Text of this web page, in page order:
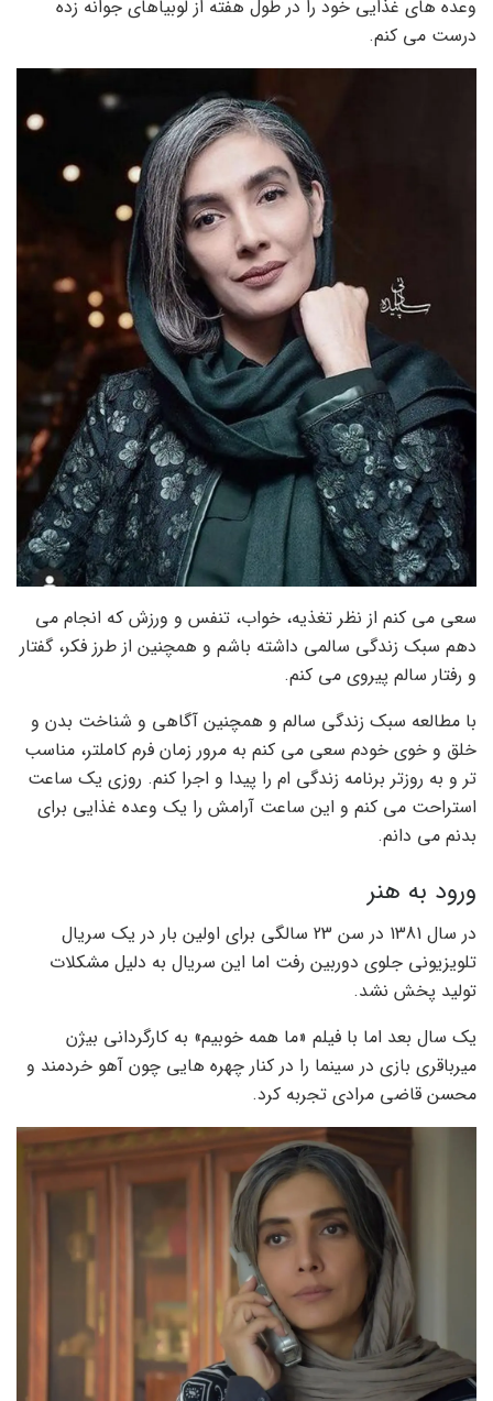
وعده های غذایی خود را در طول هفته از لوبیاهای جوانه زده
درست می کنم.
سعی می کنم از نظر تغذیه، خواب، تنفس و ورزش که انجام می
دهم سبک زندگی سالمی داشته باشم و همچنین از طرز فکر، گفتار
و رفتار سالم پیروی می کنم.
با مطالعه سبک زندگی سالم و همچنین آگاهی و شناخت بدن و
خلق و خوی خودم سعی می کنم به مرور زمان فرم کاملتر، مناسب
تر و به روزتر برنامه زندگی ام را پیدا و اجرا کنم. روزی یک ساعت
استراحت می کنم و این ساعت آرامش را یک وعده غذایی برای
بدنم می دانم.
ورود به هنر
در سال 1381 در سن 23 سالگی برای اولین بار در یک سریال
تلویزیونی جلوی دوربین رفت اما این سریال به دلیل مشکلات
تولید پخش نشد.
یک سال بعد اما با فیلم «ما همه خوبیم» به کارگردانی بیژن
میرباقری بازی در سینما را در کنار چهره هایی چون آهو خردمند و
محسن قاضی مرادی تجربه کرد.